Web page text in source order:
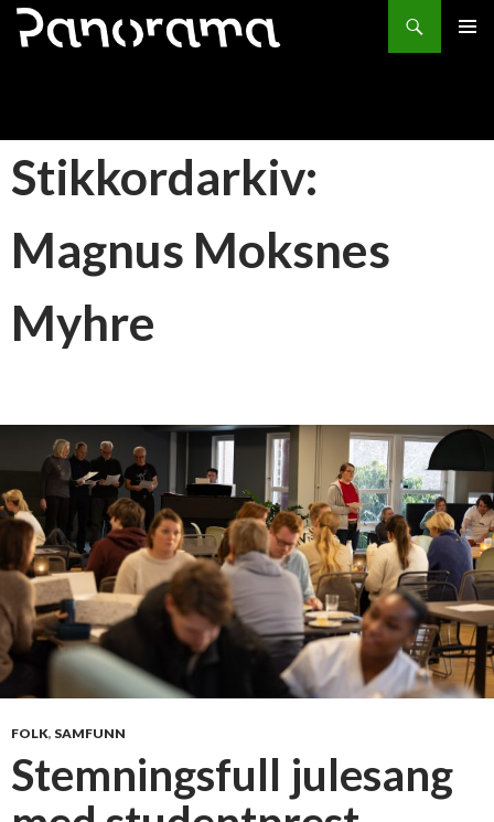
Søk
HOPP
Stikkordarkiv:
Magnus Moksnes
Myhre
FOLK, SAMFUNN
Stemningsfull julesang